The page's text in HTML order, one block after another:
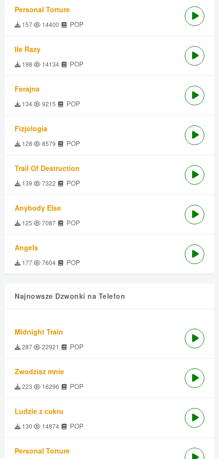
Personal Torture
157 14400 POP
Ile Razy
198 14134 POP
Ferajna
134 9215 POP
Fizjologia
128 8579 POP
Trail Of Destruction
139 7322 POP
Anybody Else
125 7087 POP
Angels
177 7604 POP
Najnowsze Dzwonki na Telefon
Midnight Train
287 22921 POP
Zwodzisz mnie
223 16296 POP
Ludzie z cukru
130 14874 POP
Personal Torture